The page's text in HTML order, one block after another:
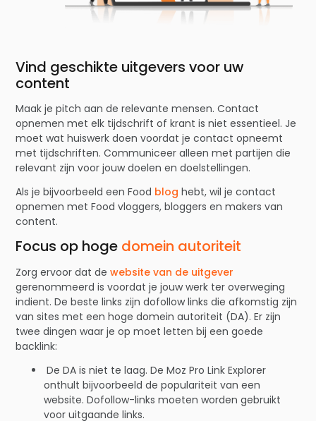
Vind geschikte uitgevers voor uw
content
Maak je pitch aan de relevante mensen. Contact
opnemen met elk tijdschrift of krant is niet essentieel. Je
moet wat huiswerk doen voordat je contact opneemt
met tijdschriften. Communiceer alleen met partijen die
relevant zijn voor jouw doelen en doelstellingen.
Als je bijvoorbeeld een Food blog hebt, wil je contact
opnemen met Food vloggers, bloggers en makers van
content.
Focus op hoge domein autoriteit
Zorg ervoor dat dewebsite van de uitgever
gerenommeerd is voordat je jouw werk ter overweging
indient. De beste links zijn dofollow links die afkomstig zijn
van sites met een hoge domein autoriteit (DA). Er zijn
twee dingen waar je op moet letten bij een goede
backlink:
De DA is niet te laag. De Moz Pro Link Explorer
onthult bijvoorbeeld de populariteit van een
website. Dofollow-links moeten worden gebruikt
voor uitgaande links.